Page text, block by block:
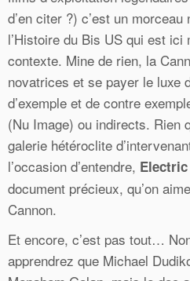
d’en citer ?) c’est un
l’Histoire du Bis US qui est
contexte. Mine de rien, la
novatrices et se payer le luxe
d’exemple et de contre
(Nu Image) ou indirects. Rien
galerie hétéroclite
l’occasion d’entendre,
document précieux, qu’on
Cannon.
Et encore, c’est pas tout…
apprendrez que Michael